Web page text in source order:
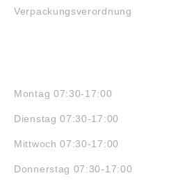
Verpackungsverordnung
Montag 07:30-17:00
Dienstag 07:30-17:00
Mittwoch 07:30-17:00
Donnerstag 07:30-17:00